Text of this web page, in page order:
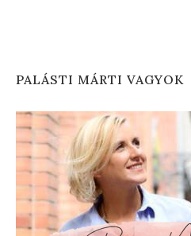
PALÁSTI MÁRTI VAGYOK